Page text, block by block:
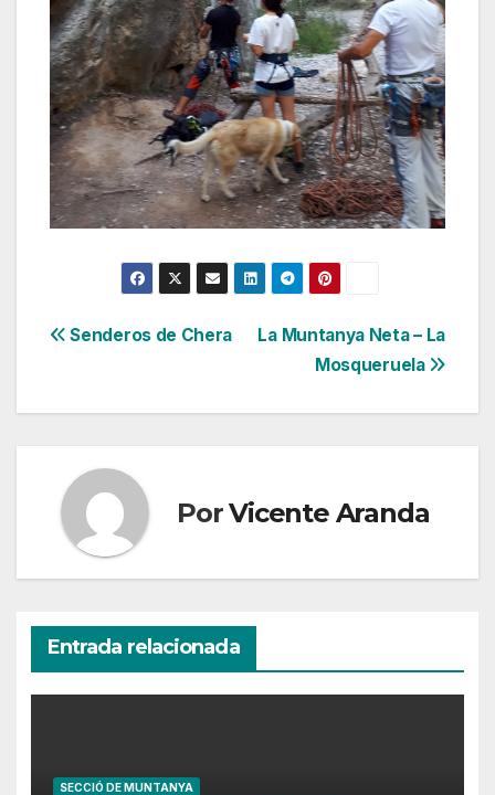
Navegación
La Muntanya Neta – La
Mosqueruela
Senderos de Chera
PorVicente Aranda
Entrada relacionada
SECCIÓ DE MUNTANYA